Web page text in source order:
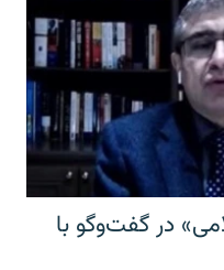
در گفت‌وگو با